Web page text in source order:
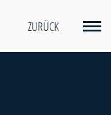
ZURÜCK